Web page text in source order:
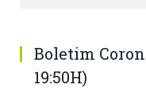
Boletim
19:50H)